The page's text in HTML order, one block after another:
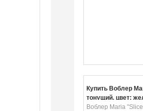
Купить Воблер
тонущий, цвет:
белый,
Воблер Maria